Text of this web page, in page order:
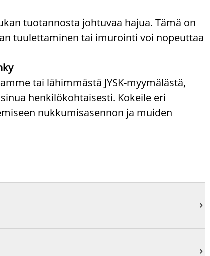
tuotannosta johtuvaa hajua. Tämä on
tuulettaminen tai imurointi voi nopeuttaa
tai lähimmästä JYSK-myymälästä,
henkilökohtaisesti. Kokeile eri
nukkumisasennon ja muiden

